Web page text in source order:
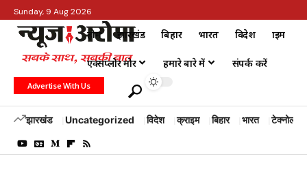
Sunday, 9 Aug 2026
होम झारखंड बिहार भारत विदेश क्राइम
एक्सप्लोर मोर हमारे बारे में संपर्क करें
Advertise With Us
झारखंड Uncategorized विदेश क्राइम बिहार भारत टेक्नोलॉजी